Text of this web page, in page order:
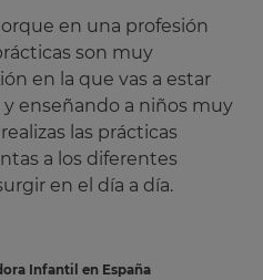
en una profesión
son muy
en la que vas a estar
enseñando a niños muy
las prácticas
a los diferentes
en el día a día.
Infantil en España